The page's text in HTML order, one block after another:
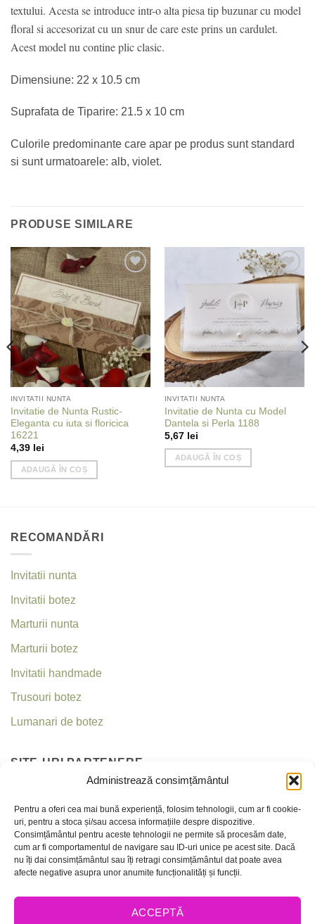
Administrează consimțământul
Pentru a oferi cea mai bună experiență, folosim tehnologii, cum ar fi cookie-
uri, pentru a stoca și/sau accesa informațiile despre dispozitive.
Consimțământul pentru aceste tehnologii ne permite să procesăm date,
cum ar fi comportamentul de navigare sau ID-uri unice pe acest site. Dacă
nu îți dai consimțământul sau îți retragi consimțământul dat poate avea
afecte negative asupra unor anumite funcționalități și funcții.
ACCEPTĂ
textului. Acesta se introduce intr-o alta piesa tip buzunar cu model
floral si accesorizat cu un snur de care este prins un cardulet.
Acest model nu contine plic clasic.
Dimensiune: 22 x 10.5 cm
Suprafata de Tiparire: 21.5 x 10 cm
Culorile predominante care apar pe produs sunt standard
si sunt urmatoarele: alb, violet.
PRODUSE SIMILARE
Add to
wishlist
INVITATII NUNTA
Invitatie de Nunta Rustic-
Eleganta cu iuta si floricica
16221
4,39 lei
ADAUGĂ ÎN COȘ
Add to
wishlist
INVITATII NUNTA
Invitatie de Nunta cu Model
Dantela si Perla 1188
5,67 lei
ADAUGĂ ÎN COȘ
RECOMANDĂRI
Invitatii nunta
Invitatii botez
Marturii nunta
Marturii botez
Invitatii handmade
Trusouri botez
Lumanari de botez
SITE-URI PARTENERE
Criseea
CONTACT
0756 237 365 / 0736 035 159